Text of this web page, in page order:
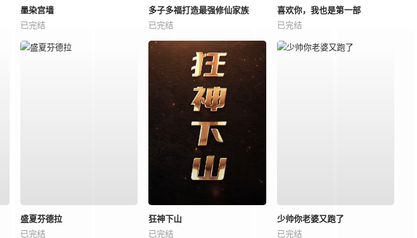
墨染宫墙
已完结
多子多福打造最强修仙家族
已完结
喜欢你，我也是第一部
已完结
盛夏芬德拉
已完结
狂神下山
已完结
少帅你老婆又跑了
已完结